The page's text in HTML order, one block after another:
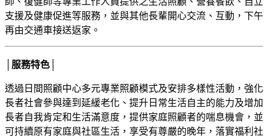
支援及健康促進等服務，並與其他長輩開心交流、互動，下午
再由交通車接送返家。
│服務特色│
透過日間照顧中心多元專業照顧模式及安排多樣性活動，強化
長者社會參與達到延緩老化、提升日常生活自主的能力及增加
長者自我肯定和生活滿意度，提供家庭照顧者的喘息機會，並
可持續原有家庭與社區生活，享受有尊嚴的晚年，落實福利社